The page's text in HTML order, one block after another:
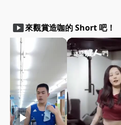
smart_display來觀賞造咖的 Short 吧！
play_arrow play_arrow